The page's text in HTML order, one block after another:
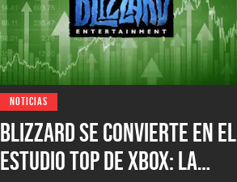
NOTICIAS
Blizzard se convierte en el
estudio top de XBOX: la